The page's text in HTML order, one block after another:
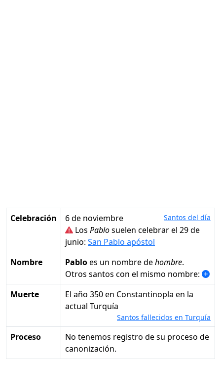
Celebración 6 de noviembre Santos del día
Los Pablosuelen celebrar el 29 de
junio: San Pablo apóstol
Nombre
Pabloes un nombre dehombre.
Otros santos con el mismo nombre:
Muerte
el año 350 en Constantinopla en la
actual Turquía
Santos fallecidos en Turquía
Proceso
No tenemos registro de su proceso de
canonización.